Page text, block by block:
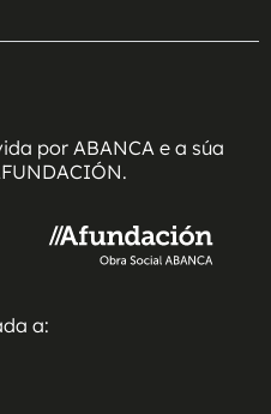
por ABANCA e a súa
a: